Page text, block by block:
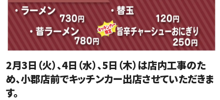
2月3日（火）、4日（水）、5日（木）は店内工事のた
め、小郡店前でキッチンカー出店させていただきま
す。